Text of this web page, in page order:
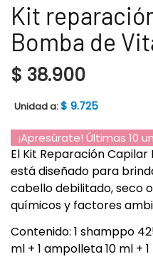
Kit
Bomba de
$ 38.900
Unidad a:$ 9.725
¡Apresúrate! Últimas 10
El Kit Reparación
está diseñado para
cabello debilitado, seco
químicos y factores
Contenido: 1 shamppo
ml + 1 ampolleta 10 ml +